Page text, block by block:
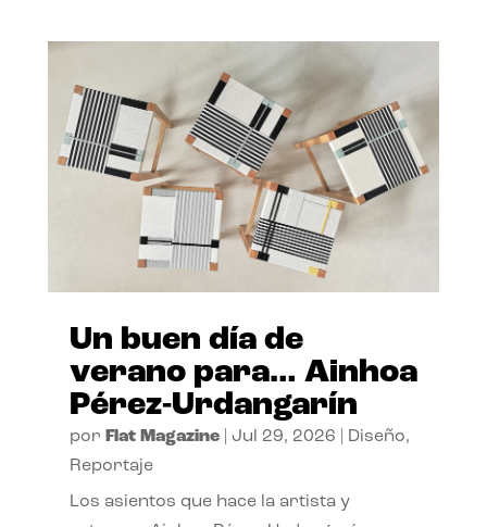
Un buen día de
verano para… Ainhoa
Pérez-Urdangarín
por Flat Magazine| Jul 29, 2026 Diseño,
Reportaje
Los asientos que hace la artista y